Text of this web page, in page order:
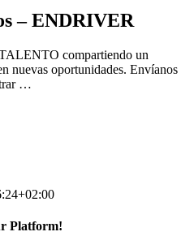
– ENDRIVER
compartiendo un
nuevas oportunidades. Envíanos
…
Platform!